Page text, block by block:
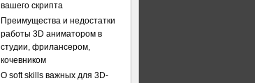
вашего скрипта
Преимущества и недостатки
работы 3D аниматором в
студии, фрилансером,
кочевником
О soft skills важных для 3D-